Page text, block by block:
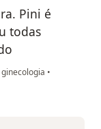
Pini é
todas
•